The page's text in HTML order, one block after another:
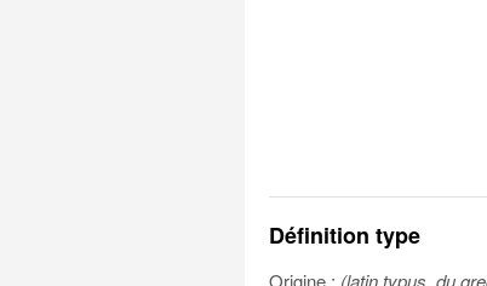
Définition type
Origine : (latin typus, du